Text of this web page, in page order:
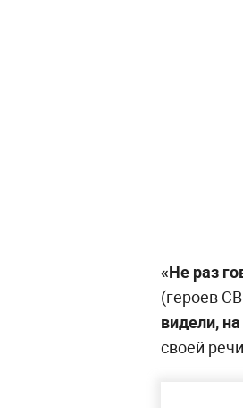
«Не раз
(героев
видели,
своей